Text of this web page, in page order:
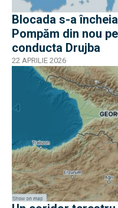
Blocada s-a
Pompăm din nou
conducta Drujba
22 APRILIE 2026